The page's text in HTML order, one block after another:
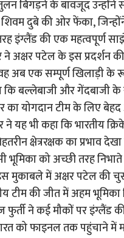
बिगड़ने के बावजूद उन्होंने
दुबे की ओर फेंका,
इंग्लैंड की एक महत्वपूर्ण
अक्षर पटेल के इस प्रदर्शन
अब एक सम्पूर्ण खिलाड़ी के
कि बल्लेबाजी और गेंदबाजी
का योगदान टीम के लिए
ने यह भी कहा कि भारतीय
क्षेत्ररक्षक का प्रभाव
भूमिका को अच्छी तरह
मुकाबले में अक्षर पटेल की
टीम की जीत में अहम भूमिका
फुर्ती ने कई मौकों पर इंग्लैंड
को फाइनल तक पहुंचाने में